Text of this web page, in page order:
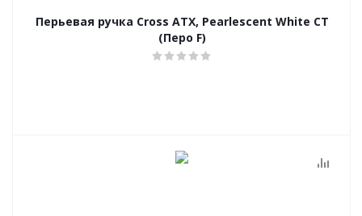
Перьевая ручка Cross ATX, Pearlescent White CT
(Перо F)